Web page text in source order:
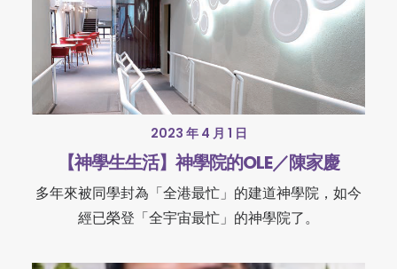
2023 年 4 月 1 日
【神學生生活】神學院的OLE／陳家慶
多年來被同學封為「全港最忙」的建道神學院，如今
經已榮登「全宇宙最忙」的神學院了。